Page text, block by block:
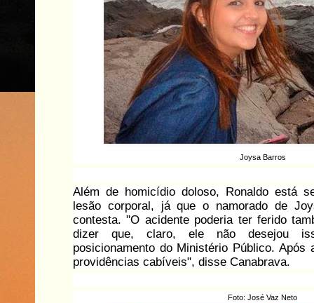
Joysa Barros
Além de homicídio doloso, Ronaldo está
lesão corporal, já que o namorado de
contesta. "O acidente poderia ter ferido
dizer que, claro, ele não desejou
posicionamento do Ministério Público. Após
providências cabíveis", disse Canabrava.
Foto: José Vaz Neto